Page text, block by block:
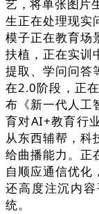
艺，将单张图片
生正在处理现实
模子正在教育场
扶植，正在实训
提取、学问问答
在2.0阶段，正
布《新一代人工
育对AI+教育行
从东西辅帮，科
给曲播能力。正
自顺应通信优化
还高度注沉内
统。